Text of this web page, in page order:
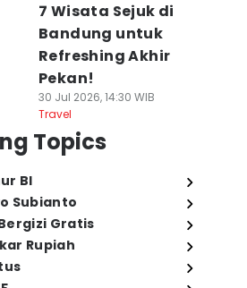
7 Wisata Sejuk di
Bandung untuk
Refreshing Akhir
Pekan!
30 Jul 2026, 14:30 WIB
Travel
Topics
BI
Subianto
Gratis
Rupiah